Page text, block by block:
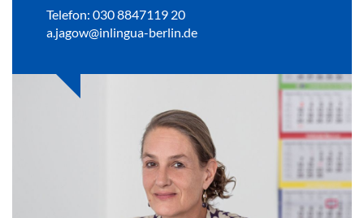
Telefon: 030 8847119 20
a.jagow@inlingua-berlin.de